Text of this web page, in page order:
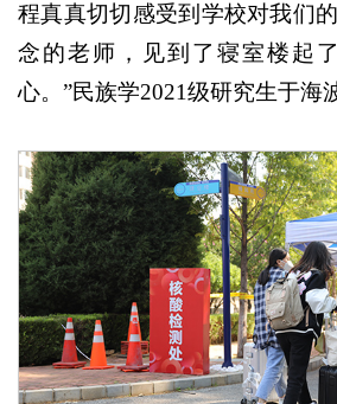
程真真切切感受到学校对我们
念的老师，见到了寝室楼起
心。”民族学2021级研究生于海